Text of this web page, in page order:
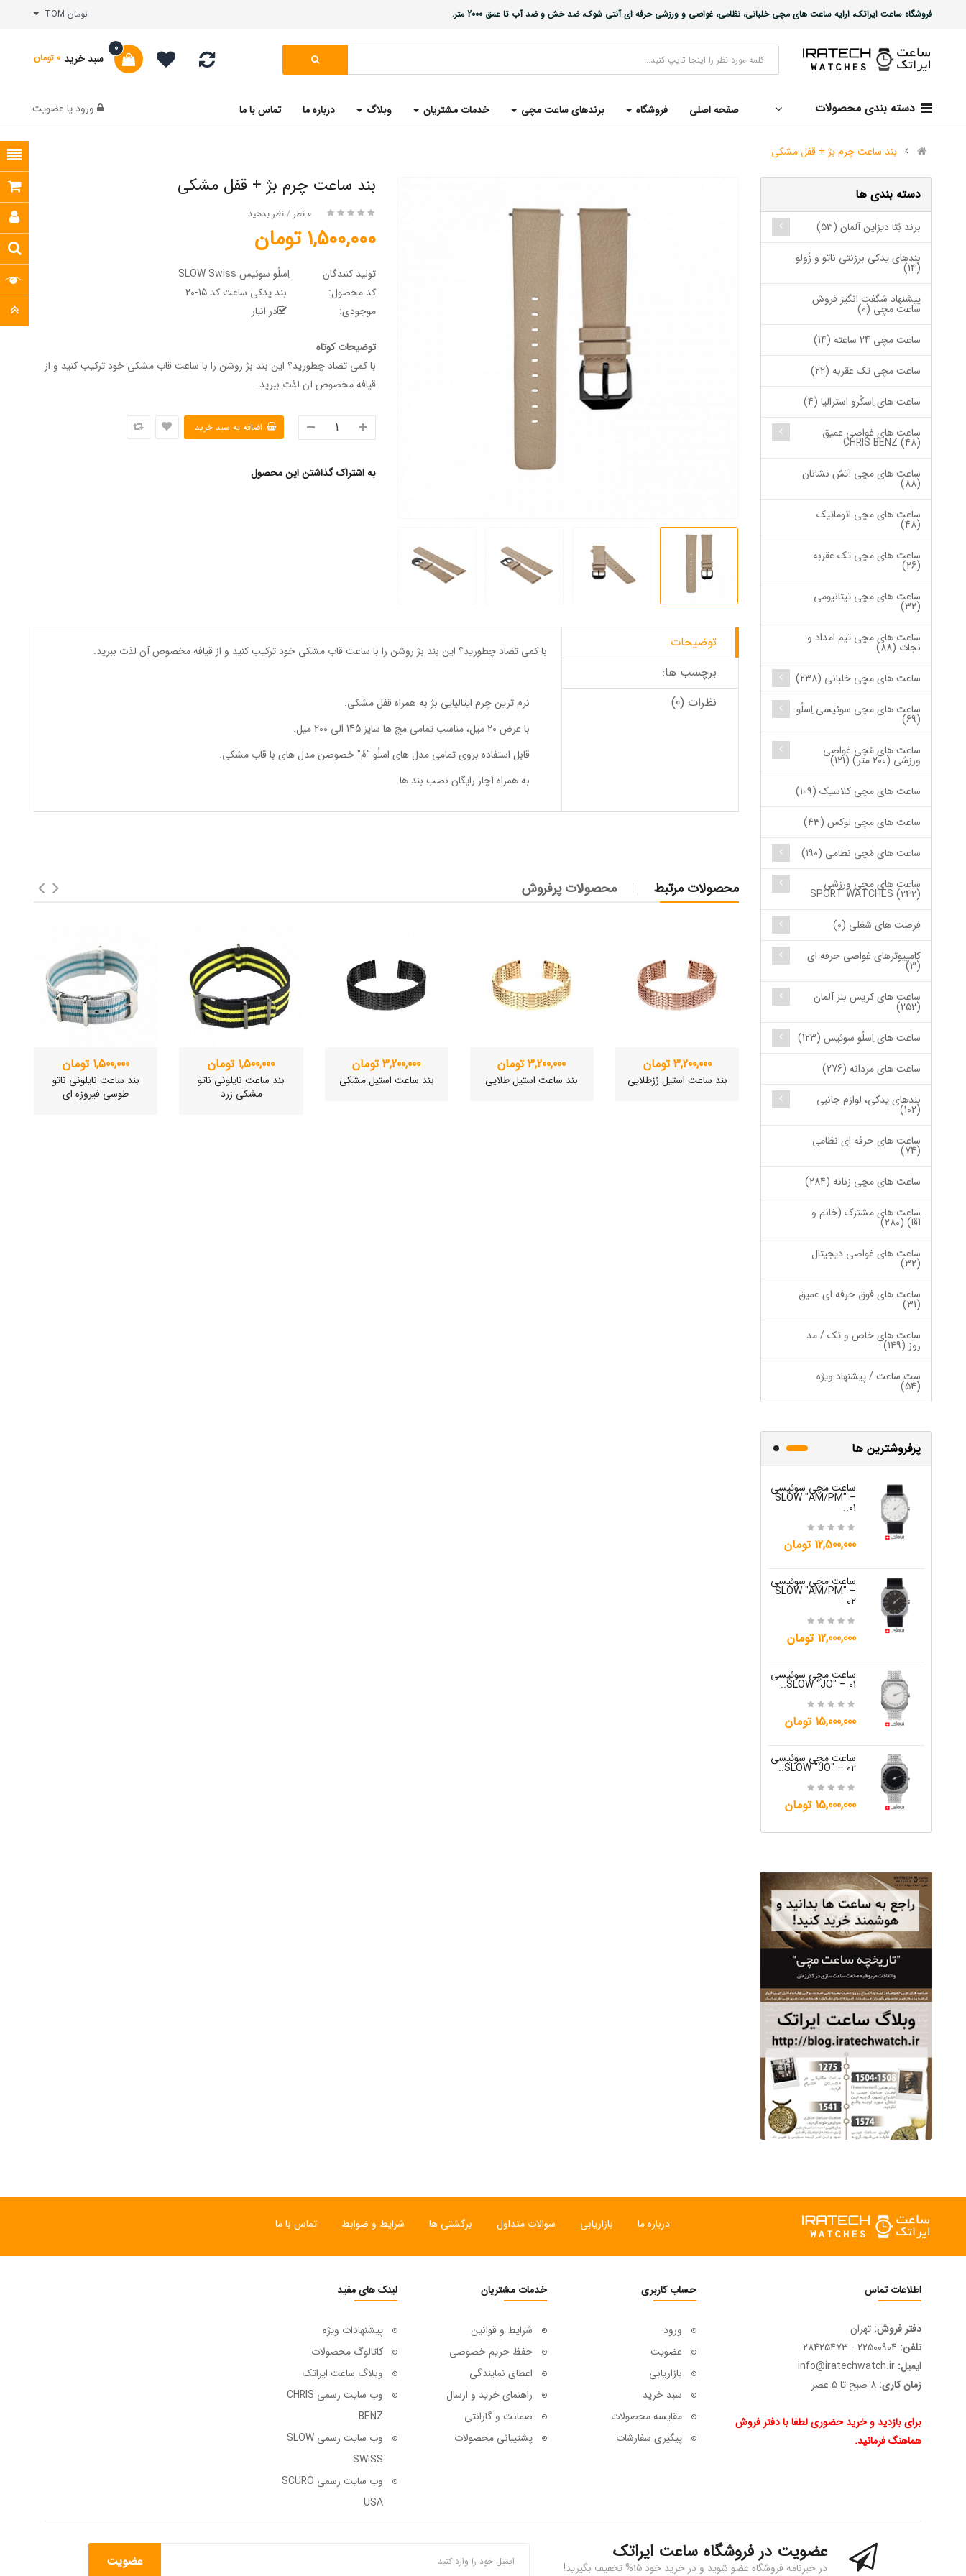
فروشگاه ساعت ایراتک، ارایه ساعت های مچی خلبانی، نظامی، غواصی و ورزشی حرفه ای آنتی شوک، ضد خش و ضد آب تا عمق 2000 متر. تومان TOM
سبد خرید
0
0 تومان
دسته بندی محصولات صفحه اصلی فروشگاه برندهای ساعت مچی خدمات مشتریان وبلاگ درباره ما تماس با ما ورود یا عضویت
بند ساعت چرم بژ + قفل مشکی
دسته بندی ها
برند بُتا دیزاین آلمان (53)
بندهای یدکی برزنتی ناتو و زُولو
(14)
پیشنهاد شگفت انگیز فروش
ساعت مچی (0)
ساعت مچی 24 ساعته (14)
ساعت مچی تک عقربه (22)
ساعت های اِسکُرو استرالیا (4)
ساعت های غواصی عمیق
CHRIS BENZ (48)
ساعت های مچی آتش نشانان
(88)
ساعت های مچی اتوماتیک
(48)
ساعت های مچی تک عقربه
(26)
ساعت های مچی تیتانیومی
(32)
ساعت های مچی تیم امداد و
نجات (88)
ساعت های مچی خلبانی (238)
ساعت های مچی سوئیسی اِسلُو
(69)
ساعت های مُچی غواصی
ورزشی (200 متر) (121)
ساعت های مچی کلاسیک (109)
ساعت های مچی لوکس (43)
ساعت های مُچی نظامی (190)
ساعت های مچی ورزشی
SPORT WATCHES (242)
فرصت های شغلی (0)
کامپیوترهای غواصی حرفه ای
(3)
ساعت های کریس بنز آلمان
(252)
ساعت های اِسلُو سوئیس (123)
ساعت های مردانه (276)
بندهای یدکی، لوازم جانبی
(102)
ساعت های حرفه ای نظامی
(74)
ساعت های مچی زنانه (284)
ساعت های مشترک (خانم و
آقا) (280)
ساعت های غواصی دیجیتال
(32)
ساعت های فوق حرفه ای عمیق
(31)
ساعت های خاص و تک / مد
روز (149)
ست ساعت / پیشنهاد ویژه
(54)
پرفروشترین ها
ساعت مچی سوئیسی
SLOW "AM/PM" –
01..
12,500,000 تومان
ساعت مچی سوئیسی
SLOW "AM/PM" –
02..
12,000,000 تومان
ساعت مچی سوئیسی
SLOW "JO" – 01..
15,000,000 تومان
ساعت مچی سوئیسی
SLOW "JO" – 02..
15,000,000 تومان
بند ساعت چرم بژ + قفل مشکی
0 نظر /نظر بدهید
1,500,000 تومان
تولید کنندگان
اِسلُو سوئیس SLOW Swiss
کد محصول:
بند یدکی ساعت کد 15-20
موجودی:
در انبار
توضیحات کوتاه
با کمی تضاد چطورید؟ این بند بژ روشن را با ساعت قاب مشکی خود ترکیب کنید و از
قیافه مخصوص آن لذت ببرید.
به اشتراک گذاشتن این محصول
توضیحات
برچسب ها:
نظرات (0)
با کمی تضاد چطورید؟ این بند بژ روشن را با ساعت قاب مشکی خود ترکیب کنید و از قیافه مخصوص آن لذت ببرید.
نرم ترین چرم ایتالیایی بژ به همراه قفل مشکی.
با عرض 20 میل، مناسب تمامی مچ ها سایز 145 الی 200 میل.
قابل استفاده بروی تمامی مدل های اسلُو "مُ" خصوصن مدل های با قاب مشکی.
به همراه آچار رایگان نصب بند ها.
محصولات مرتبط محصولات پرفروش
3,200,000 تومان
بند ساعت استیل رُزطلایی
3,200,000 تومان
بند ساعت استیل طلایی
3,200,000 تومان
بند ساعت استیل مشکی
1,500,000 تومان
بند ساعت نایلونی ناتو
مشکی زرد
1,500,000 تومان
بند ساعت نایلونی ناتو
طوسی فیروزه ای
درباره ما بازاریابی سوالات متداول برگشتی ها شرایط و ضوابط تماس با ما
اطلاعات تماس
دفتر فروش: تهران
تلفن: 22500904 - 28425473
ایمیل: info@iratechwatch.ir
زمان کاری:8 صبح تا 5 عصر
برای بازدید و خرید حضوری لطفا با دفتر فروش
هماهنگ فرمائید.
حساب کاربری
ورود
عضویت
بازاریابی
سبد خرید
مقایسه محصولات
پیگیری سفارشات
خدمات مشتریان
شرایط و قوانین
حفظ حریم خصوصی
اعطای نمایندگی
راهنمای خرید و ارسال
ضمانت و گارانتی
پشتیبانی محصولات
لینک های مفید
پیشنهادات ویژه
کاتالوگ محصولات
وبلاگ ساعت ایراتک
وب سایت رسمی CHRIS
BENZ
وب سایت رسمی SLOW
SWISS
وب سایت رسمی SCURO
USA
عضویت در فروشگاه ساعت ایراتک
در خبرنامه فروشگاه عضو شوید و در خرید خود 15% تخفیف بگیرید! عضویت